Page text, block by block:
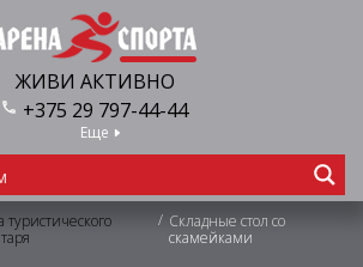
ЖИВИ АКТИВНО
+375 29 797-44-44
Еще
туристического
/ Складные стол со
скамейками